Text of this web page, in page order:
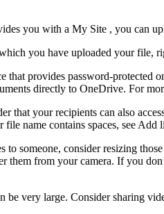
you with a My Site , you can
you have uploaded your file,
that provides password-protected
directly to OneDrive. For
that your recipients can also
name contains spaces, see Add
to someone, consider resizing
from your camera. If you
be very large. Consider sharing